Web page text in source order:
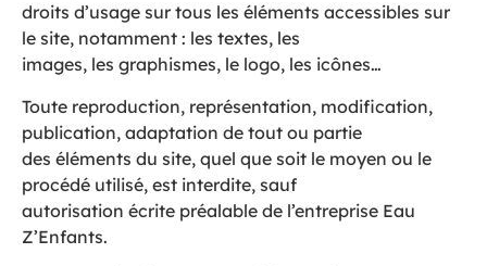
droits d’usage sur tous les éléments accessibles sur
le site, notamment : les textes, les
images, les graphismes, le logo, les icônes…
Toute reproduction, représentation, modification,
publication, adaptation de tout ou partie
des éléments du site, quel que soit le moyen ou le
procédé utilisé, est interdite, sauf
autorisation écrite préalable de l’entreprise Eau
Z’Enfants.